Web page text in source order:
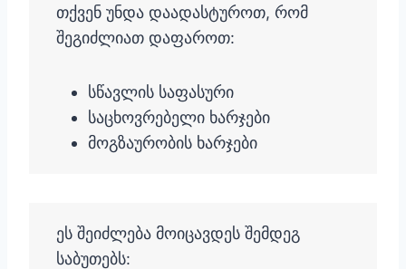
თქვენ უნდა დაადასტუროთ, რომ
შეგიძლიათ დაფაროთ:
სწავლის საფასური
საცხოვრებელი ხარჯები
მოგზაურობის ხარჯები
ეს შეიძლება მოიცავდეს შემდეგ
საბუთებს: